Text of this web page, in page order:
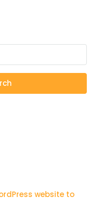
website to